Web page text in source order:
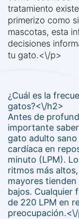
tratamiento
primerizo como
mascotas, esta
decisiones
tu gato.<\/p>
¿Cuál es la
gatos?<\/h2>
Antes de
importante
gato adulto
cardíaca en
minuto (LPM).
ritmos más
mayores
bajos. Cualquier
de 220 LPM en